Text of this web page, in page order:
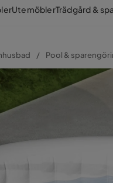
UtemöblerTrädgård &
Pool &